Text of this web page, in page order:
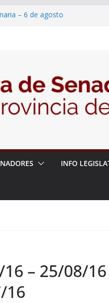
– 6 de agosto
2026 – 06/08/26 – Créase el
Vegetal
INFO
– 25/08/
16